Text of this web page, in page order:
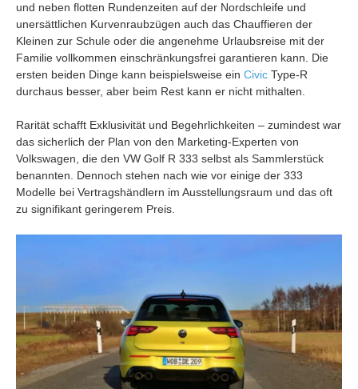
und neben flotten Rundenzeiten auf der Nordschleife und
unersättlichen Kurvenraubzügen auch das Chauffieren der
Kleinen zur Schule oder die angenehme Urlaubsreise mit der
Familie vollkommen einschränkungsfrei garantieren kann. Die
ersten beiden Dinge kann beispielsweise ein Civic Type-R
durchaus besser, aber beim Rest kann er nicht mithalten.
Rarität schafft Exklusivität und Begehrlichkeiten – zumindest war
das sicherlich der Plan von den Marketing-Experten von
Volkswagen, die den VW Golf R 333 selbst als Sammlerstück
benannten. Dennoch stehen nach wie vor einige der 333
Modelle bei Vertragshändlern im Ausstellungsraum und das oft
zu signifikant geringerem Preis.